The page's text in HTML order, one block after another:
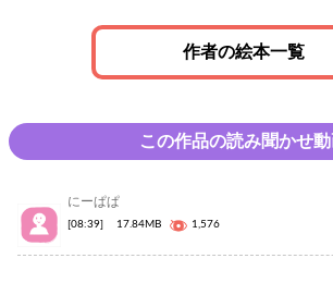
作者の絵本一覧
この作品の読み聞かせ動
にーぱぱ
[08:39] 17.84MB 1,576